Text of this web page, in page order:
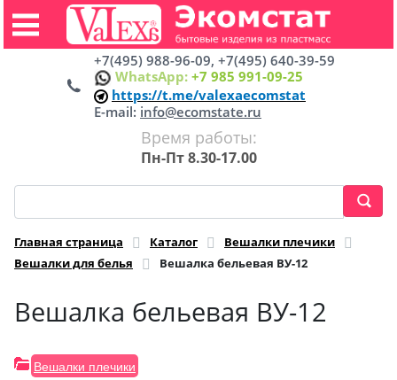
+7(495) 988-96-09, +7(495) 640-39-59
WhatsApp: +7 985 991-09-25
https://t.me/valexaecomstat
E-mail: info@ecomstate.ru
Время работы:
Пн-Пт 8.30-17.00
Главная страница Каталог
Вешалки плечики
Вешалки для белья
Вешалка бельевая ВУ-12
Вешалка бельевая ВУ-12
Вешалки плечики